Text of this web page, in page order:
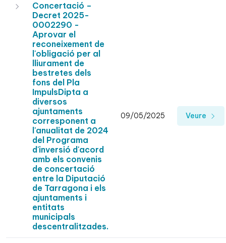
Concertació –
Decret 2025-
0002290 -
Aprovar el
reconeixement de
l'obligació per al
lliurament de
bestretes dels
fons del Pla
ImpulsDipta a
diversos
ajuntaments
corresponent a
l'anualitat de 2024
del Programa
d'inversió d'acord
amb els convenis
de concertació
entre la Diputació
de Tarragona i els
ajuntaments i
entitats
municipals
descentralitzades.
09/05/2025 Veure